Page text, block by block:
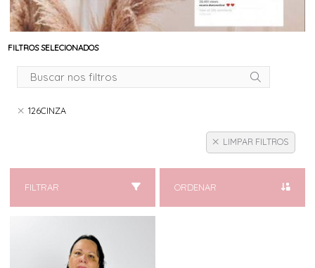
FILTROS SELECIONADOS
126CINZA
LIMPAR FILTROS
FILTRAR ORDENAR